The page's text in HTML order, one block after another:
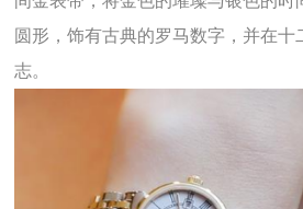
圆形，饰有古典的罗马数字，并在十
志。